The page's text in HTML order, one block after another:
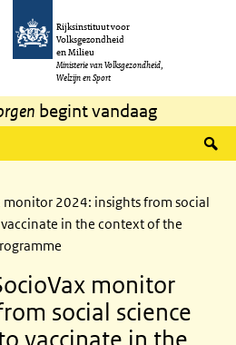
gaan
Rijksinstituut voor
Volksgezondheid
en Milieu
Ministerie van Volksgezondheid,
Welzijn en Sport
begint vandaag
monitor 2024: insights from social
in the context of the
monitor
social science